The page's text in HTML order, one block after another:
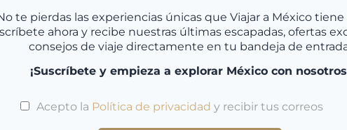
México noviembre 17, 2025
Viajar a México a
medida
México,
octubre
te pierdas las experiencias únicas que Viajar a México tiene
ahora y recibe nuestras últimas escapadas, ofertas
consejos de viaje directamente en tu bandeja de
¡Suscríbete y empieza a explorar México con